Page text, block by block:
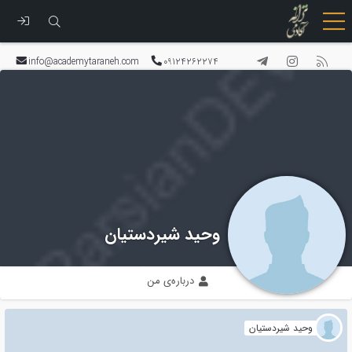
رفتن
به
09124262274
info@academytaraneh.com
وحید شیردستیان
درباره‌ی من
وحید شیردستیان